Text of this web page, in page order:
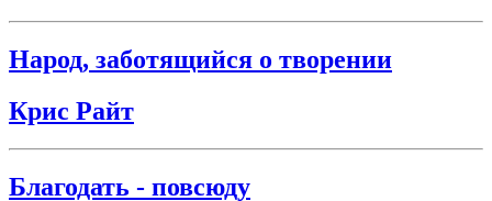
Народ, заботящийся о творении
Крис Райт
Благодать - повсюду